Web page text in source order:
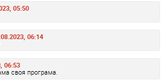
05:50
06:14
06:53
своя програма.